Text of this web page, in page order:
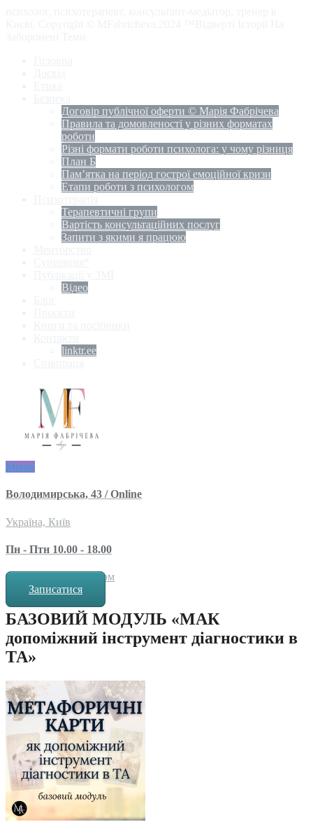
Договір публічної оферти © Марія Фабрічева
Правила та домовленості у різних форматах
роботи
Різні формати роботи психолога: у чому різниця
План Б
Пам’ятка на період гострої емоційної кризи
Етапи роботи з психологом
Терапевтичні групи
Вартість консультаційних послуг
Запити з якими я працюю
Відео
linktr.ee
Меню
Володимирська, 43 / Online
Україна, Київ
Пн - Птн 10.00 - 18.00
за попереднім записом
Записатися
БАЗОВИЙ МОДУЛЬ «МАК
допоміжний інструмент діагностики в
ТА»